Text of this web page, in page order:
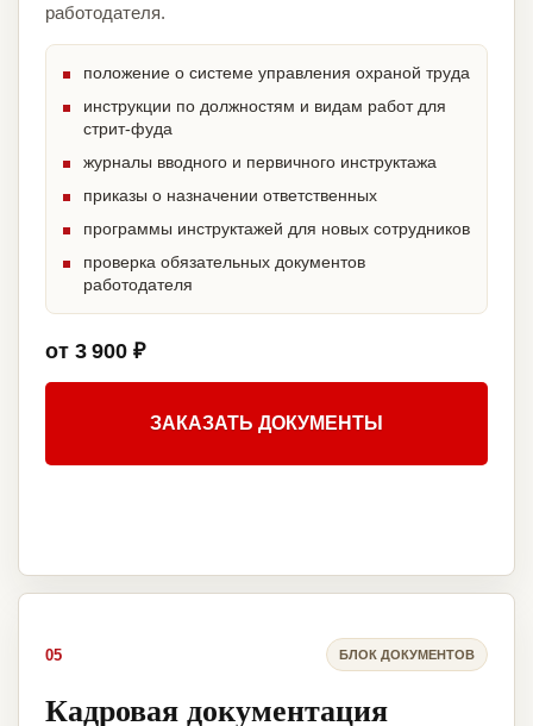
работодателя.
положение о системе управления охраной труда
инструкции по должностям и видам работ для
стрит-фуда
журналы вводного и первичного инструктажа
приказы о назначении ответственных
программы инструктажей для новых сотрудников
проверка обязательных документов
работодателя
от 3 900 ₽
ЗАКАЗАТЬ ДОКУМЕНТЫ
05 БЛОК ДОКУМЕНТОВ
Кадровая документация